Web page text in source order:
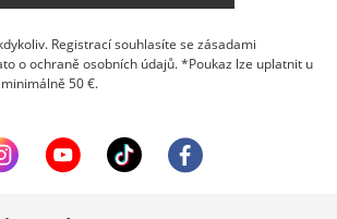
Registrací souhlasíte se zásadami
o ochraně osobních údajů. *Poukaz lze uplatnit u
50 €.